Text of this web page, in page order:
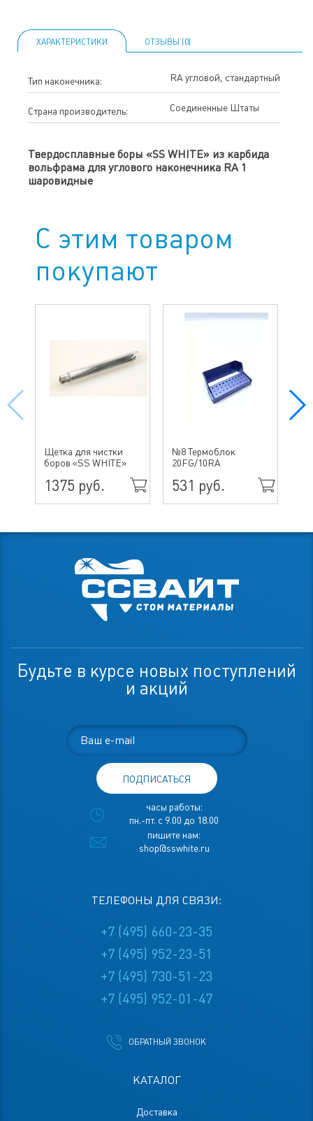
ХАРАКТЕРИСТИКИ ОТЗЫВЫ (0)
Тип наконечника: RA угловой, стандартный
Страна производитель: Соединенные Штаты
Твердосплавные боры «SS WHITE» из карбида
вольфрама для углового наконечника RA 1
шаровидные
С этим товаром
покупают
Щетка для чистки
боров «SS WHITE»
1375 руб.
№8 Термоблок
20FG/10RA
531 руб.
КАТАЛОГ
Доставка
Будьте в курсе новых поступлений
и акций
ПОДПИСАТЬСЯ
часы работы:
пн.-пт. с 9.00 до 18.00
пишите нам:
shop@sswhite.ru
ТЕЛЕФОНЫ ДЛЯ СВЯЗИ:
+7 (495) 660-23-35
+7 (495) 952-23-51
+7 (495) 730-51-23
+7 (495) 952-01-47
ОБРАТНЫЙ ЗВОНОК